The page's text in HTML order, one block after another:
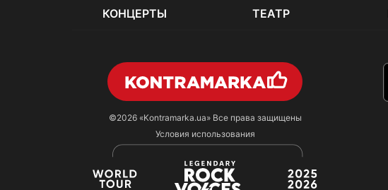
КОНЦЕРТЫ ТЕАТР
©2026 «Kontramarka.ua»Все права защищены
Условия использования